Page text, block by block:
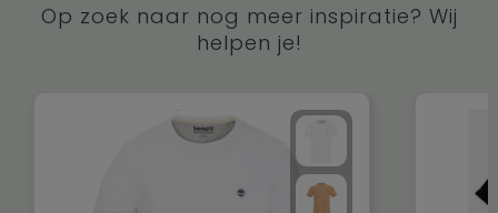
Op zoek naar nog meer inspiratie? Wij
helpen je!